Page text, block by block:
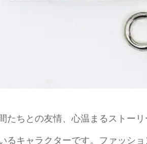
たちとの友情、心温まるストー
るキャラクターです。ファッシ